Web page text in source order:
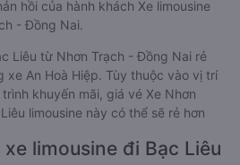
hồi của hành khách Xe limousine
- Đồng Nai.
Liêu từ Nhơn Trạch - Đồng Nai rẻ
xe An Hoà Hiệp. Tùy thuộc vào vị trí
khuyến mãi, giá vé Xe Nhơn
limousine này có thể sẽ rẻ hơn
xe limousine đi Bạc Liêu